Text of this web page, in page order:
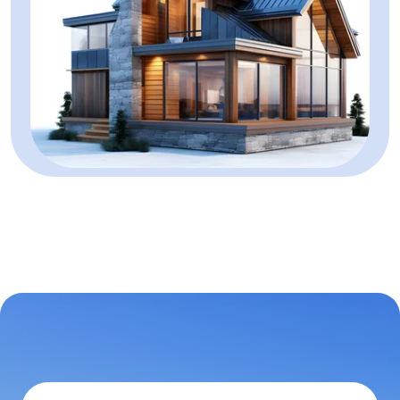
Terenuri de vanzare in Alba Iulia Micesti
Terenuri de vanzare in Alba Iulia Partos
Terenuri de vanzare in Alba Iulia Sud
Terenuri de vanzare in Alba Iulia Barabant
Terenuri de vanzare in Alba Iulia Ampoi 3
Terenuri de vanzare in Vintu de Jos
Terenuri de vanzare in Sard
Terenuri de vanzare in Alba Iulia Sud-Est
Spatii birouri de vanzare
Spatii comerciale de vanzare in Alba Iulia
Spatii comerciale de vanzare in Alba Iulia Vest